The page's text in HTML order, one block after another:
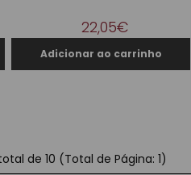
22,05€
de 10 (Total de Página: 1)